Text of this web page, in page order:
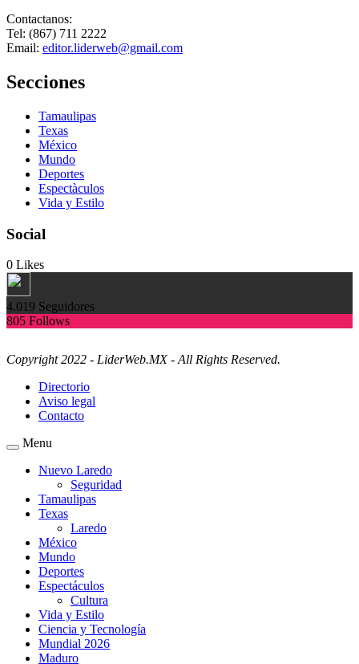
Contactanos:
Tel: (867) 711 2222
Email: editor.liderweb@gmail.com
Secciones
Tamaulipas
Texas
México
Mundo
Deportes
Espectàculos
Vida y Estilo
Social
0 Likes
4.019 Seguidores
805 Follows
Copyright 2022 - LiderWeb.MX - All Rights Reserved.
Directorio
Aviso legal
Contacto
Menu
Nuevo Laredo
Seguridad
Tamaulipas
Texas
Laredo
México
Mundo
Deportes
Espectáculos
Cultura
Vida y Estilo
Ciencia y Tecnología
Mundial 2026
Maduro